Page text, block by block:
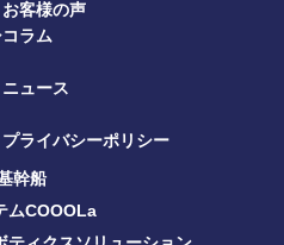
お客様の声
コラム
ニュース
幹船
ムCOOOLa
プライバシーポリシー